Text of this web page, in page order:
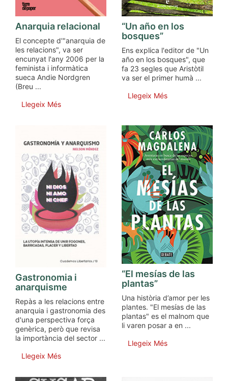
Anarquia relacional
El concepte d'"anarquia de
les relacions", va ser
encunyat l'any 2006 per la
feminista i informàtica
sueca Andie Nordgren
(Breu ...
Llegeix Més
“Un año en los
bosques”
Ens explica l'editor de "Un
año en los bosques", que
fa 23 segles que Aristòtil
va ser el primer humà ...
Llegeix Més
Gastronomia i
anarquisme
Repàs a les relacions entre
anarquia i gastronomia des
d'una perspectiva força
genèrica, però que revisa
la importància del sector ...
Llegeix Més
“El mesías de las
plantas”
Una història d’amor per les
plantes. "El mesías de las
plantas" es el malnom que
li varen posar a en ...
Llegeix Més